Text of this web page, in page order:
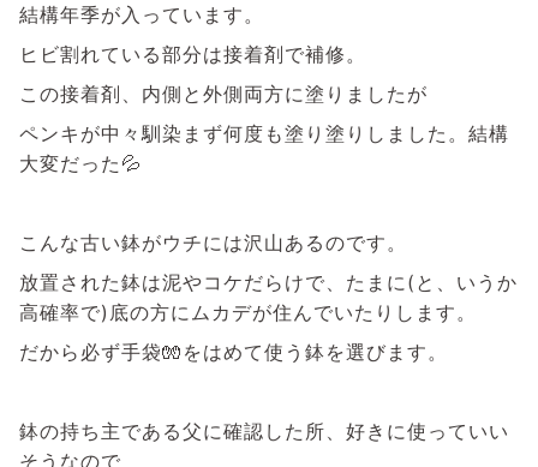
結構年季が入っています。
ヒビ割れている部分は接着剤で補修。
この接着剤、内側と外側両方に塗りましたが
ペンキが中々馴染まず何度も塗り塗りしました。結構
大変だった💦
こんな古い鉢がウチには沢山あるのです。
放置された鉢は泥やコケだらけで、たまに(と、いうか
高確率で)底の方にムカデが住んでいたりします。
だから必ず手袋🧤をはめて使う鉢を選びます。
鉢の持ち主である父に確認した所、好きに使っていい
そうなので